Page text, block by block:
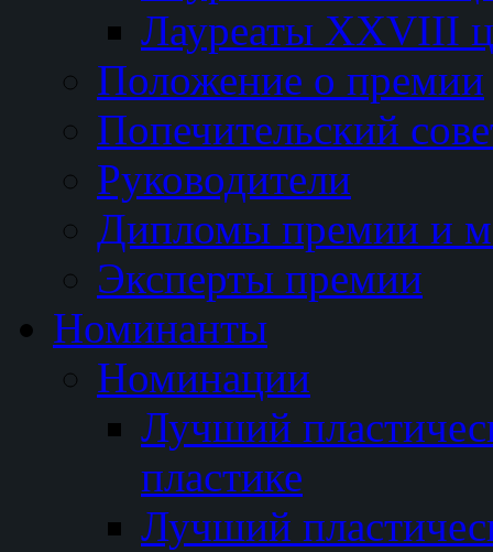
Лауреаты XXVIII
Положение о премии
Попечительский
Руководители
Дипломы премии и
Эксперты премии
Номинанты
Номинации
Лучший
пластике
Лучший